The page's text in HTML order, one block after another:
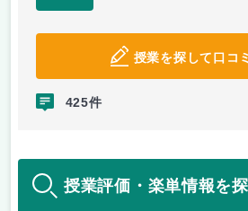
授業を探して口コ
425件
授業評価・楽単情報を